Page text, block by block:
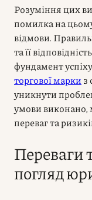
Розуміння цих
помилка на
відмови.
та її
фундамент
торгової марки з
уникнути
умови виконано,
переваг та
Переваги
погляд